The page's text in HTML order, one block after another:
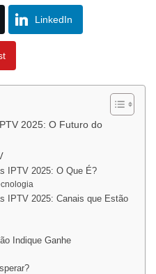
LinkedIn
2025: O Futuro do
IPTV 2025: O Que É?
IPTV 2025: Canais que Estão
Indique Ganhe